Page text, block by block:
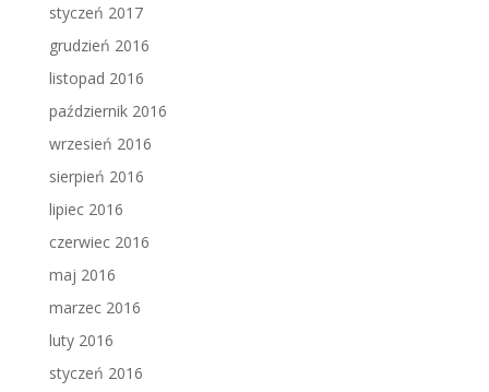
styczeń 2017
grudzień 2016
listopad 2016
październik 2016
wrzesień 2016
sierpień 2016
lipiec 2016
czerwiec 2016
maj 2016
marzec 2016
luty 2016
styczeń 2016